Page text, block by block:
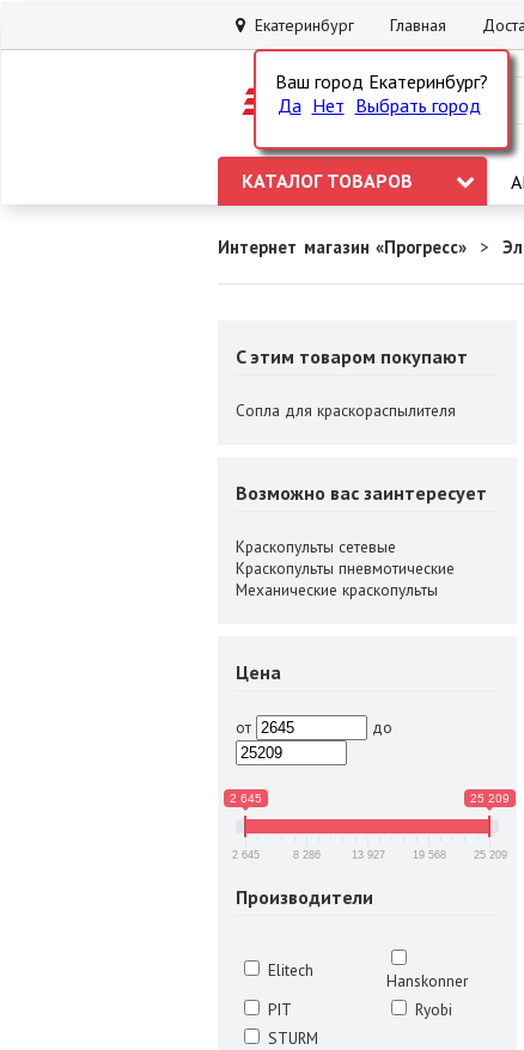
Екатеринбург Главная
Ваш город Екатеринбург?
Да Нет Выбрать город
КАТАЛОГ ТОВАРОВ
Интернет магазин «Прогресс»
C этим товаром покупают
Сопла для краскораспылителя
Возможно вас заинтересует
Краскопульты сетевые
Краскопульты пневмотические
Механические краскопульты
Цена
от до
2 645 25 209
2 645 8 286 13 927 19 568 25 209
Производители
Elitech
Hanskonner
PIT
Ryobi
STURM